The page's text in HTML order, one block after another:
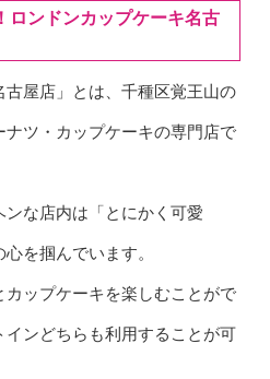
ロンドンカップケーキ名古
古屋店」とは、千種区覚王山の
ツ・カップケーキの専門店で
な店内は「とにかく可愛
を掴んでいます。
ップケーキを楽しむことがで
インどちらも利用することが可